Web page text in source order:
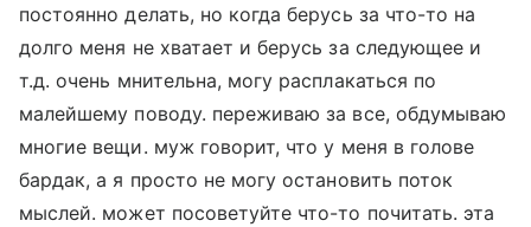
постоянно делать, но когда берусь за что-то на
долго меня не хватает и берусь за следующее и
т.д. очень мнительна, могу расплакаться по
малейшему поводу. переживаю за все, обдумываю
многие вещи. муж говорит, что у меня в голове
бардак, а я просто не могу остановить поток
мыслей. может посоветуйте что-то почитать. эта